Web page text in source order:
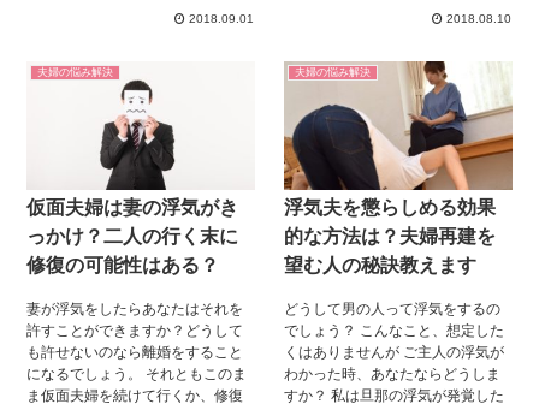
しょう。 基本的に毎日毎日顔を合
おかしくありません。 しかし全く
会話がない夫婦の離婚率は高い！
という統計も出ているようです。
そんな危険な夫婦にならないため
に、 今すぐできる対策を調べてみ
2018.09.01
想い一方通行になっていません
いて、 まとめてみました。 当ては
まるものがないかチェックしてみ
てください。
2018.08.10
夫婦の悩み解決
仮面夫婦は妻の浮気がき
っかけ？二人の行く末に
修復の可能性はある？
妻が浮気をしたらあなたはそれを
許すことができますか？どうして
も許せないのなら離婚をすること
になるでしょう。 それともこのま
ま仮面夫婦を続けて行くか、修復
夫婦の悩み解決
浮気夫を懲らしめる効果
的な方法は？夫婦再建を
望む人の秘訣教えます
どうして男の人って浮気をするの
でしょう？ こんなこと、想定した
くはありませんが ご主人の浮気が
わかった時、あなたならどうしま
すか？ 私は旦那の浮気が発覚した